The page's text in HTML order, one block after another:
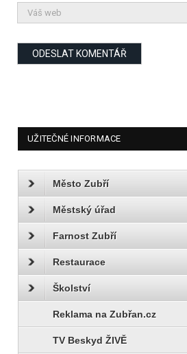
UŽITEČNÉ INFORMACE
Město Zubří
Městský úřad
Farnost Zubří
Restaurace
Školství
Reklama na Zubřan.cz
TV Beskyd ŽIVĚ